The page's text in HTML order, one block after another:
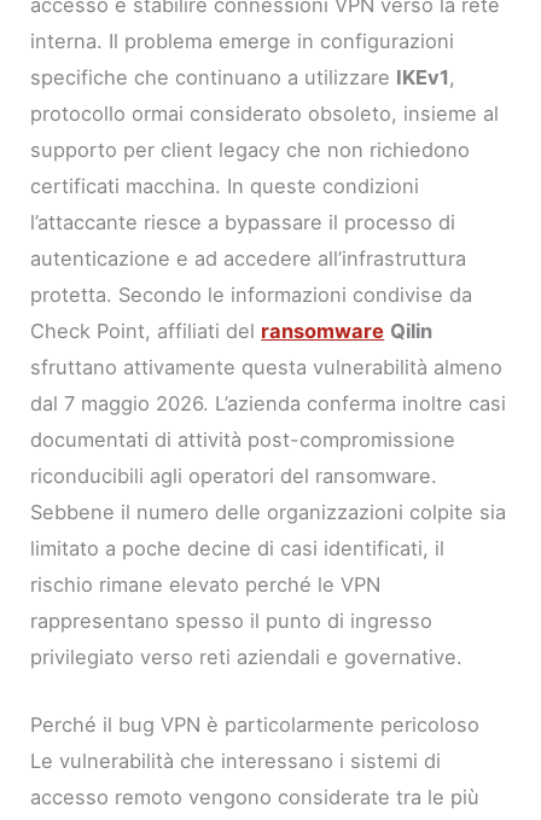
accesso e stabilire connessioni VPN verso la rete
interna. Il problema emerge in configurazioni
specifiche che continuano a utilizzare IKEv1,
protocollo ormai considerato obsoleto, insieme al
supporto per client legacy che non richiedono
certificati macchina. In queste condizioni
l’attaccante riesce a bypassare il processo di
autenticazione e ad accedere all’infrastruttura
protetta. Secondo le informazioni condivise da
Check Point, affiliati del ransomware Qilin
sfruttano attivamente questa vulnerabilità almeno
dal 7 maggio 2026. L’azienda conferma inoltre casi
documentati di attività post-compromissione
riconducibili agli operatori del ransomware.
Sebbene il numero delle organizzazioni colpite sia
limitato a poche decine di casi identificati, il
rischio rimane elevato perché le VPN
rappresentano spesso il punto di ingresso
privilegiato verso reti aziendali e governative.
Perché il bug VPN è particolarmente pericoloso
Le vulnerabilità che interessano i sistemi di
accesso remoto vengono considerate tra le più